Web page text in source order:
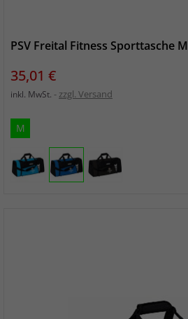
PSV Freital Fitness Sporttasche M
Preis
35,01 €
inkl. MwSt. zzgl. Versand
M